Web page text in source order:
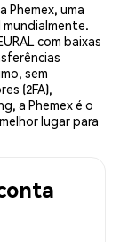
Phemex, uma
com baixas
sem
(2FA),
a Phemex é o
lugar para